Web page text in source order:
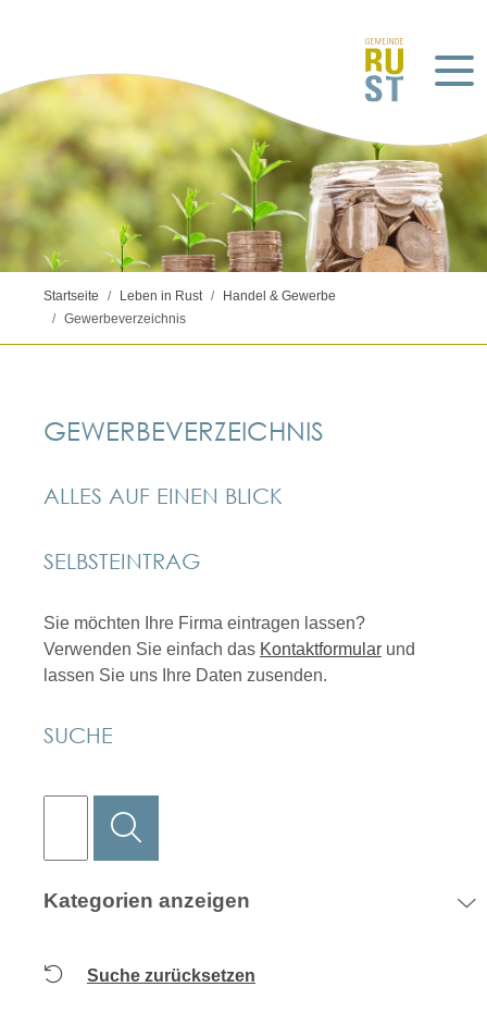
Startseite Leben in Rust
Handel & Gewerbe
Gewerbeverzeichnis
GEWERBEVERZEICHNIS
ALLES AUF EINEN BLICK
SELBSTEINTRAG
Sie möchten Ihre Firma eintragen lassen?
Verwenden Sie einfach das Kontaktformular und
lassen Sie uns Ihre Daten zusenden.
SUCHE
Kategorien anzeigen
Suche zurücksetzen